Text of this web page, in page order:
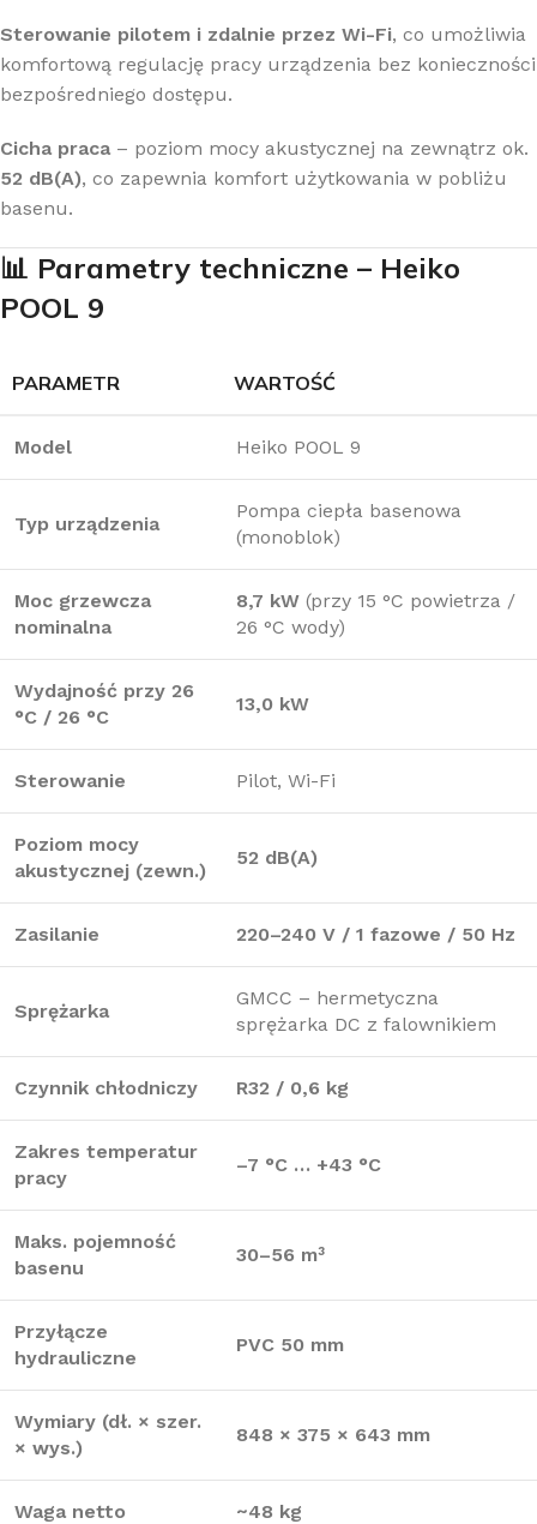
Sterowanie pilotem i zdalnie przez Wi-Fi, co umożliwia
komfortową regulację pracy urządzenia bez konieczności
bezpośredniego dostępu.
Cicha praca – poziom mocy akustycznej na zewnątrz ok.
52 dB(A), co zapewnia komfort użytkowania w pobliżu
basenu.
📊 Parametry techniczne – Heiko
POOL 9
PARAMETR WARTOŚĆ
Model Heiko POOL 9
Typ urządzenia
Pompa ciepła basenowa
(monoblok)
Moc grzewcza
nominalna
8,7 kW (przy 15 °C powietrza /
26 °C wody)
Wydajność przy 26
°C / 26 °C
13,0 kW
Sterowanie Pilot, Wi-Fi
Poziom mocy
akustycznej (zewn.)
52 dB(A)
Zasilanie 220–240 V / 1 fazowe / 50 Hz
Sprężarka
GMCC – hermetyczna
sprężarka DC z falownikiem
Czynnik chłodniczy R32 / 0,6 kg
Zakres temperatur
pracy
–7 °C … +43 °C
Maks. pojemność
basenu
30–56 m³
Przyłącze
hydrauliczne
PVC 50 mm
Wymiary (dł. × szer.
× wys.)
848 × 375 × 643 mm
Waga netto ~48 kg